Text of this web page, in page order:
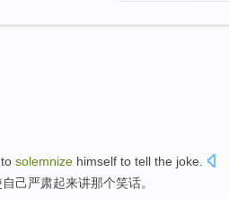
solemnize himself to tell the joke
自己严肃起来讲那个笑话。